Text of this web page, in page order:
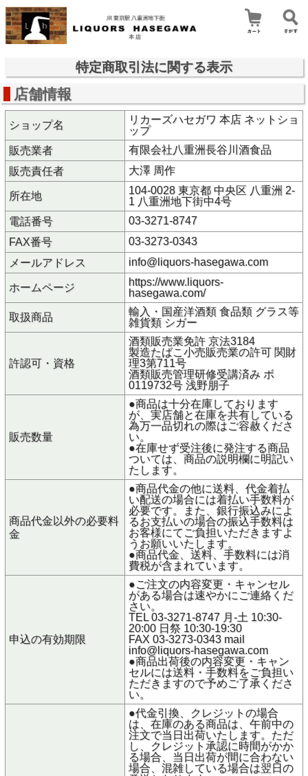
特定商取引法に関する表示
店舗情報
ショップ名
リカーズハセガワ 本店 ネットショ
ップ
販売業者
有限会社八重洲長谷川酒食品
販売責任者
大澤 周作
所在地
104-0028 東京都 中央区 八重洲 2-
1 八重洲地下街中4号
電話番号
03-3271-8747
FAX番号
03-3273-0343
メールアドレス
info@liquors-hasegawa.com
ホームページ
https://www.liquors-
hasegawa.com/
取扱商品
輸入・国産洋酒類 食品類 グラス等
雑貨類 シガー
許認可・資格
酒類販売業免許 京法3184
製造たばこ小売販売業の許可 関財
理3第711号
酒類販売管理研修受講済み ボ
0119732号 浅野朋子
販売数量
●商品は十分在庫しております
が、実店舗と在庫を共有している
為万一品切れの際はご容赦くださ
い。
●在庫せず受注後に発注する商品
ついては、商品の説明欄に明記い
たします。
商品代金以外の必要料
金
●商品代金の他に送料、代金着払
い配送の場合には着払い手数料が
必要です。また、銀行振込みによ
るお支払いの場合の振込手数料は
お客様にてご負担いただきますよ
うお願いいたします。
●商品代金、送料、手数料には消
費税が含まれています。
申込の有効期限
●ご注文の内容変更・キャンセル
がある場合は速やかにご連絡くだ
さい。
TEL 03-3271-8747 月-土 10:30-
20:00 日祭 10:30-19:30
FAX 03-3273-0343 mail
info@liquors-hasegawa.com
●商品出荷後の内容変更・キャン
セルには送料・手数料をご負担い
ただきますので予めご了承くださ
い。
●代金引換、クレジットの場合
は、在庫のある商品は、午前中の
注文で当日出荷いたします。ただ
し、クレジット承認に時間がかか
る場合、当日出荷が間に合わない
場合、混雑している場合は翌日の